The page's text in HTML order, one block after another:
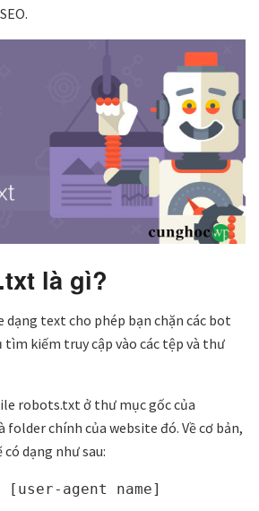
là gì?
text cho phép bạn chặn các bot
tìm kiếm truy cập vào các tệp và thư
robots.txt ở thư mục gốc của
folder chính của website đó. Về cơ bản,
dạng như sau:
[user-agent name]